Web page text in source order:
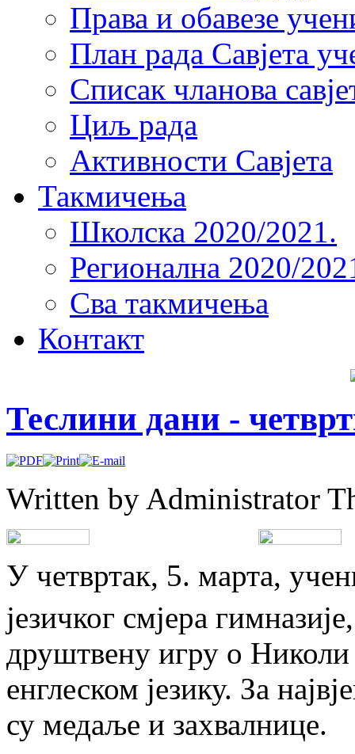
Права и обавезе
План рада Савјета
Списак чланова
Циљ рада
Активности Савјета
Такмичења
Школска 2020/2021.
Регионална 2020/
Сва такмичења
Контакт
Теслини дани -
Written by Administrator
У четвртак, 5. марта,
језичког смјера
друштвену игру о
енглеском језику. За
су медаље и захвалнице.